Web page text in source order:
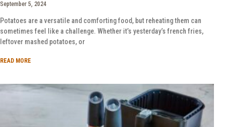
September 5, 2024
Potatoes are a versatile and comforting food, but reheating them can
sometimes feel like a challenge. Whether it’s yesterday’s french fries,
leftover mashed potatoes, or
READ MORE